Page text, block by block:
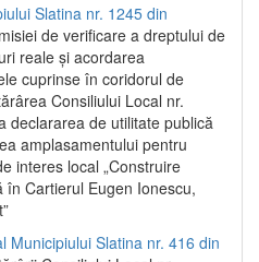
Slatina nr. 1245 din
de verificare a dreptului de
reale și acordarea
cuprinse în coridorul de
Consiliului Local nr.
declararea de utilitate publică
amplasamentului pentru
interes local „Construire
Cartierul Eugen Ionescu,
Municipiului Slatina nr. 416 din